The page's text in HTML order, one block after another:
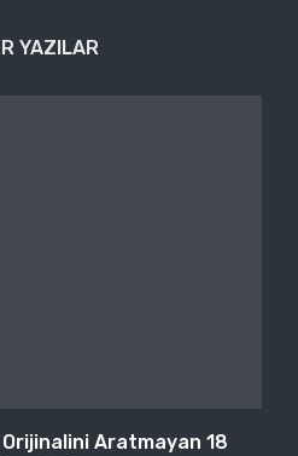
YAZILAR
Aratmayan 18